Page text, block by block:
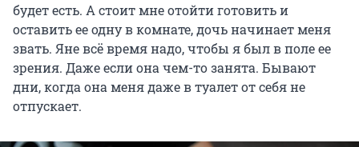
будет есть. А стоит мне отойти готовить и
оставить ее одну в комнате, дочь начинает меня
звать. Яне всё время надо, чтобы я был в поле ее
зрения. Даже если она чем-то занята. Бывают
дни, когда она меня даже в туалет от себя не
отпускает.